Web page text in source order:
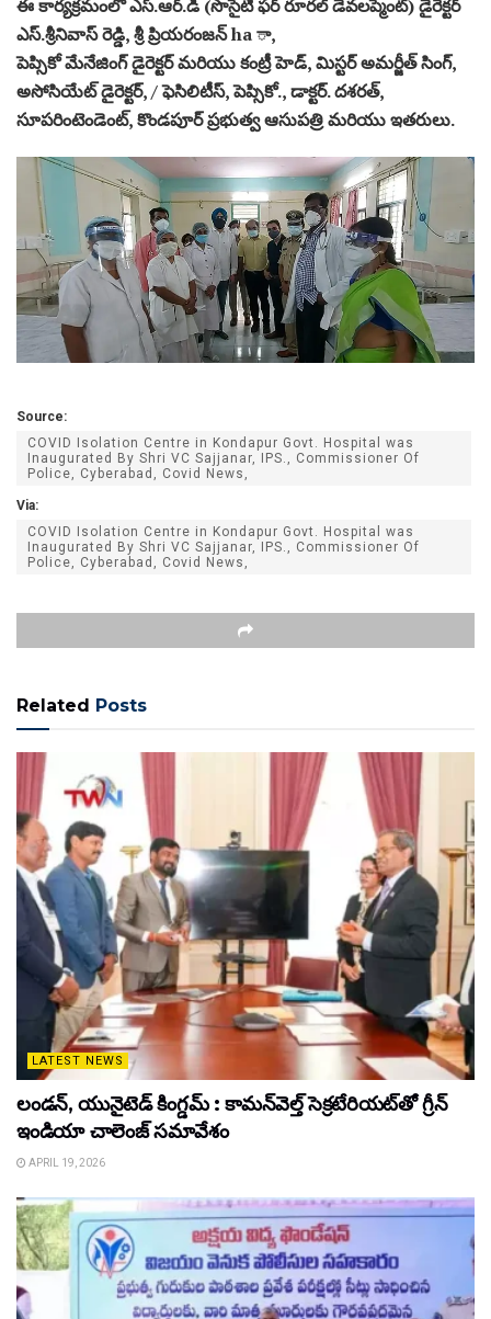
ఈ కార్యక్రమంలో ఎస్.ఆర్.డి (సొసైటీ ఫర్ రూరల్ డెవలప్మెంట్) డైరెక్టర్
ఎస్.శ్రీనివాస్ రెడ్డి, శ్రీ ప్రియరంజన్ ha ా,
పెప్సికో మేనేజింగ్ డైరెక్టర్ మరియు కంట్రీ హెడ్, మిస్టర్ అమర్జీత్ సింగ్,
అసోసియేట్ డైరెక్టర్, / ఫెసిలిటీస్, పెప్సికో., డాక్టర్. దశరత్,
సూపరింటెండెంట్, కొండపూర్ ప్రభుత్వ ఆసుపత్రి మరియు ఇతరులు.
Source:
COVID Isolation Centre in Kondapur Govt. Hospital was
Inaugurated By Shri VC Sajjanar, IPS., Commissioner Of
Police, Cyberabad, Covid News,
Via:
COVID Isolation Centre in Kondapur Govt. Hospital was
Inaugurated By Shri VC Sajjanar, IPS., Commissioner Of
Police, Cyberabad, Covid News,
Related Posts
LATEST NEWS
లండన్, యునైటెడ్ కింగ్డమ్ : కామన్‌వెల్త్ సెక్రటేరియట్‌తో గ్రీన్
ఇండియా చాలెంజ్ సమావేశం
APRIL 19, 2026